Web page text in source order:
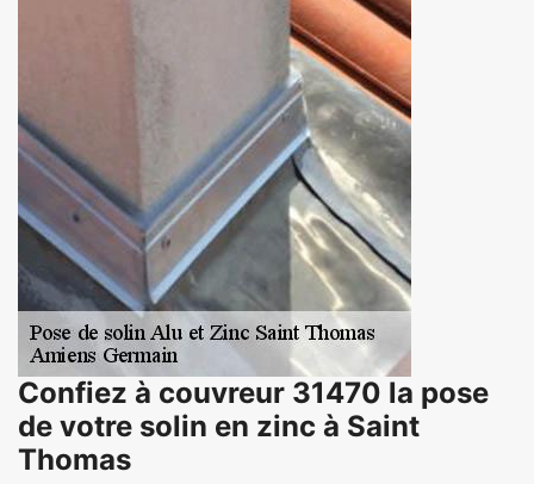
Confiez à couvreur 31470 la pose
de votre solin en zinc à Saint
Thomas